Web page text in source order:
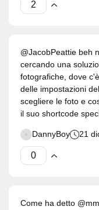
@JacobPeattie beh
cercando una
fotografiche, dove
delle impostazioni
scegliere le foto e
il suo shortcode
DannyBoy 21
Come ha detto